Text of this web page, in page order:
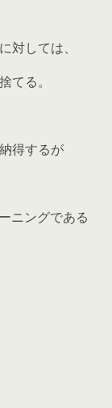
に対しては、
てる。
得するが
ニングである